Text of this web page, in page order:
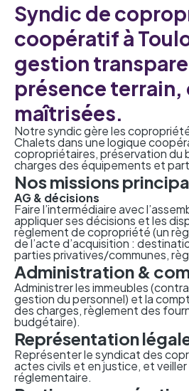
Syndic de
coopératif à
gestion
présence terrain,
maîtrisées.
Notre syndic gère les
Chalets dans une logique
copropriétaires, préservation du
charges des équipements et
Nos missions
AG & décisions
Faire l’intermédiaire avec
appliquer ses décisions et les
règlement de copropriété (un
de l’acte d’acquisition :
parties privatives/communes,
Administration &
Administrer les immeubles
gestion du personnel) et la
des charges, règlement des
budgétaire).
Représentation
Représenter le syndicat des
actes civils et en justice, et
réglementaire.